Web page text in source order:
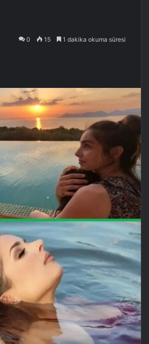
0 15 1 dakika okuma süresi